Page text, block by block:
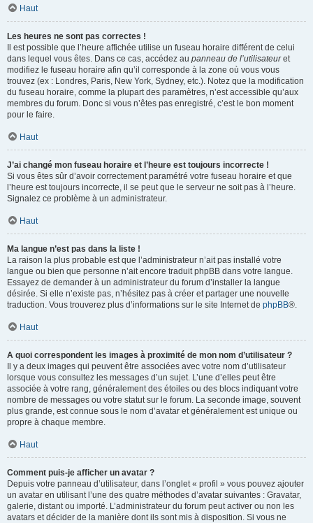
Haut
Les heures ne sont pas correctes !
Il est possible que l’heure affichée utilise un fuseau horaire différent de celui
dans lequel vous êtes. Dans ce cas, accédez au panneau de l’utilisateuret
modifiez le fuseau horaire afin qu’il corresponde à la zone où vous vous
trouvez (ex : Londres, Paris, New York, Sydney, etc.). Notez que la modification
du fuseau horaire, comme la plupart des paramètres, n’est accessible qu’aux
membres du forum. Donc si vous n’êtes pas enregistré, c’est le bon moment
pour le faire.
Haut
J’ai changé mon fuseau horaire et l’heure est toujours incorrecte !
Si vous êtes sûr d’avoir correctement paramétré votre fuseau horaire et que
l’heure est toujours incorrecte, il se peut que le serveur ne soit pas à l’heure.
Signalez ce problème à un administrateur.
Haut
Ma langue n’est pas dans la liste !
La raison la plus probable est que l’administrateur n’ait pas installé votre
langue ou bien que personne n’ait encore traduit phpBB dans votre langue.
Essayez de demander à un administrateur du forum d’installer la langue
désirée. Si elle n’existe pas, n’hésitez pas à créer et partager une nouvelle
traduction. Vous trouverez plus d’informations sur le site Internet de phpBB®.
Haut
A quoi correspondent les images à proximité de mon nom d’utilisateur ?
Il y a deux images qui peuvent être associées avec votre nom d’utilisateur
lorsque vous consultez les messages d’un sujet. L’une d’elles peut être
associée à votre rang, généralement des étoiles ou des blocs indiquant votre
nombre de messages ou votre statut sur le forum. La seconde image, souvent
plus grande, est connue sous le nom d’avatar et généralement est unique ou
propre à chaque membre.
Haut
Comment puis-je afficher un avatar ?
Depuis votre panneau d’utilisateur, dans l’onglet « profil » vous pouvez ajouter
un avatar en utilisant l’une des quatre méthodes d’avatar suivantes : Gravatar,
galerie, distant ou importé. L’administrateur du forum peut activer ou non les
avatars et décider de la manière dont ils sont mis à disposition. Si vous ne